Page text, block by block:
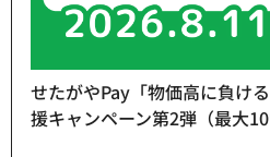
せたがやPay「物価高に負け
援キャンペーン第2弾（最大